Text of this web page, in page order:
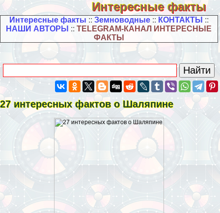
Интересные факты
Интересные факты :: Земноводные:: КОНТАКТЫ ::
НАШИ АВТОРЫ ::TELEGRAM-КАНАЛ ИНТЕРЕСНЫЕ
ФАКТЫ
27 интересных фактов о Шаляпине